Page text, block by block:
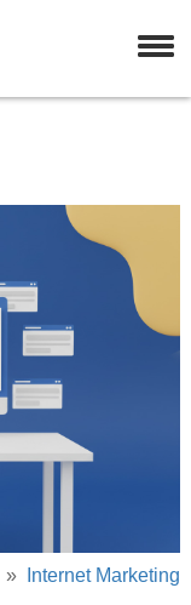
» Internet Marketing